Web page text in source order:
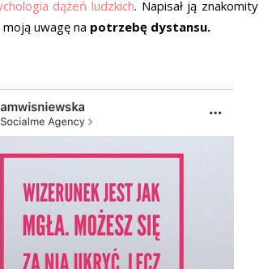
dążeń ludzkich. Napisał ją znakomity
uwagę na potrzebę dystansu.